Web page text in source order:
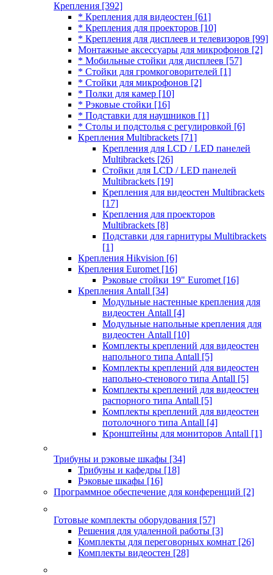
Крепления [392]
* Крепления для видеостен [61]
* Крепления для проекторов [10]
* Крепления для дисплеев и телевизоров [99]
Монтажные аксессуары для микрофонов [2]
* Мобильные стойки для дисплеев [57]
* Стойки для громкоговорителей [1]
* Стойки для микрофонов [2]
* Полки для камер [10]
* Рэковые стойки [16]
* Подставки для наушников [1]
* Столы и подстолья с регулировкой [6]
Крепления Multibrackets [71]
Крепления для LCD / LED панелей
Multibrackets [26]
Стойки для LCD / LED панелей
Multibrackets [19]
Крепления для видеостен Multibrackets
[17]
Крепления для проекторов
Multibrackets [8]
Подставки для гарнитуры Multibrackets
[1]
Крепления Hikvision [6]
Крепления Euromet [16]
Рэковые стойки 19" Euromet [16]
Крепления Antall [34]
Модульные настенные крепления для
видеостен Antall [4]
Модульные напольные крепления для
видеостен Antall [10]
Комплекты креплений для видеостен
напольного типа Antall [5]
Комплекты креплений для видеостен
напольно-стенового типа Antall [5]
Комплекты креплений для видеостен
распорного типа Antall [5]
Комплекты креплений для видеостен
потолочного типа Antall [4]
Кронштейны для мониторов Antall [1]
Трибуны и рэковые шкафы [34]
Трибуны и кафедры [18]
Рэковые шкафы [16]
Программное обеспечение для конференций [2]
Готовые комплекты оборудования [57]
Решения для удаленной работы [3]
Комплекты для переговорных комнат [26]
Комплекты видеостен [28]